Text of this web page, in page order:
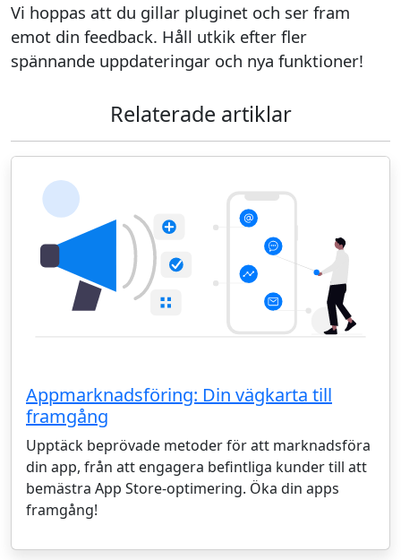
Vi hoppas att du gillar pluginet och ser fram
emot din feedback. Håll utkik efter fler
spännande uppdateringar och nya funktioner!
Relaterade artiklar
Appmarknadsföring: Din vägkarta till
framgång
Upptäck beprövade metoder för att marknadsföra
din app, från att engagera befintliga kunder till att
bemästra App Store-optimering. Öka din apps
framgång!